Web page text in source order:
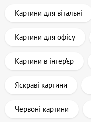
Картини для вітальні
Картини для офісу
Картини в інтер’єр
Яскраві картини
Червоні картини